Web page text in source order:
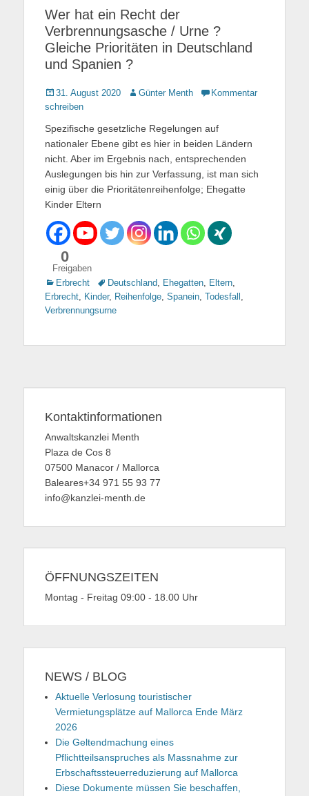
Wer hat ein Recht der
Verbrennungsasche / Urne ?
Gleiche Prioritäten in Deutschland
und Spanien ?
Gepostet
am
31. August 2020 AutorGünter Menth
Kommentar
schreiben
Spezifische gesetzliche Regelungen auf
nationaler Ebene gibt es hier in beiden Ländern
nicht. Aber im Ergebnis nach, entsprechenden
Auslegungen bis hin zur Verfassung, ist man sich
einig über die Prioritätenreihenfolge; Ehegatte
Kinder Eltern
0
Freigaben
Kategorien
Erbrecht TagsDeutschland Ehegatten Eltern
Erbrecht
Kinder, Reihenfolge Spanein Todesfall
Verbrennungsurne
Kontaktinformationen
Anwaltskanzlei Menth
Plaza de Cos 8
07500 Manacor / Mallorca
Baleares+34 971 55 93 77
info@kanzlei-menth.de
ÖFFNUNGSZEITEN
Montag - Freitag 09:00 - 18.00 Uhr
NEWS / BLOG
Aktuelle Verlosung touristischer
Vermietungsplätze auf Mallorca Ende März
2026
Die Geltendmachung eines
Pflichtteilsanspruches als Massnahme zur
Erbschaftssteuerreduzierung auf Mallorca
Diese Dokumente müssen Sie beschaffen,